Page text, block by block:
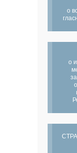
о
о